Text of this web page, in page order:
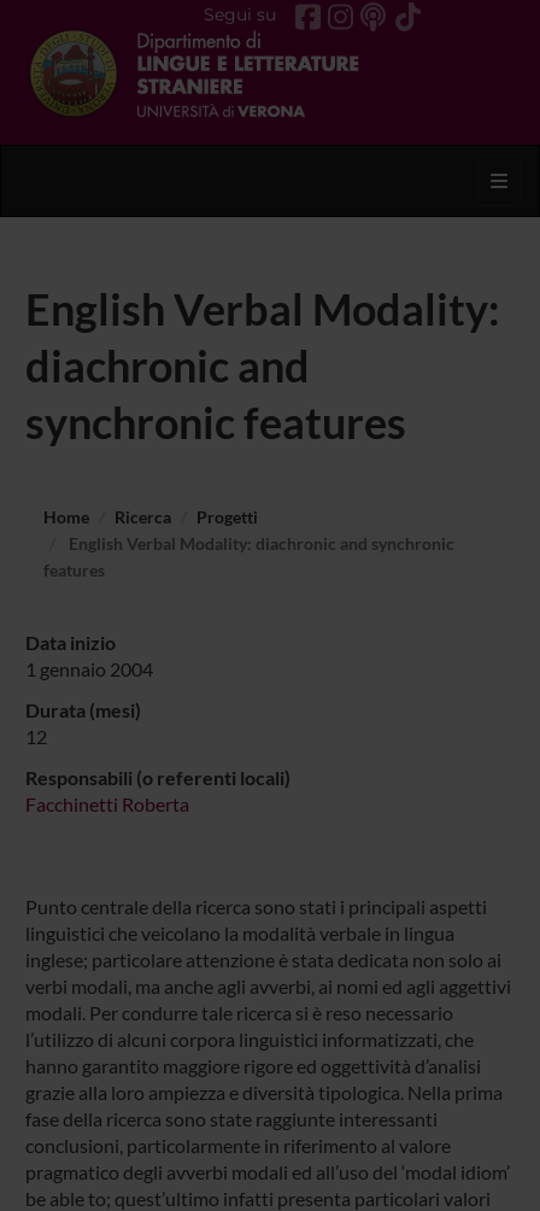
Segui su
English Verbal Modality:
diachronic and
synchronic features
Home Ricerca
Progetti
English Verbal Modality: diachronic and synchronic
features
Data inizio
1 gennaio 2004
Durata (mesi)
12
Responsabili (o referenti locali)
Facchinetti Roberta
Punto centrale della ricerca sono stati i principali aspetti
linguistici che veicolano la modalità verbale in lingua
inglese; particolare attenzione è stata dedicata non solo ai
verbi modali, ma anche agli avverbi, ai nomi ed agli aggettivi
modali. Per condurre tale ricerca si è reso necessario
l’utilizzo di alcuni corpora linguistici informatizzati, che
hanno garantito maggiore rigore ed oggettività d’analisi
grazie alla loro ampiezza e diversità tipologica. Nella prima
fase della ricerca sono state raggiunte interessanti
conclusioni, particolarmente in riferimento al valore
pragmatico degli avverbi modali ed all’uso del ‘modal idiom’
be able to; quest’ultimo infatti presenta particolari valori